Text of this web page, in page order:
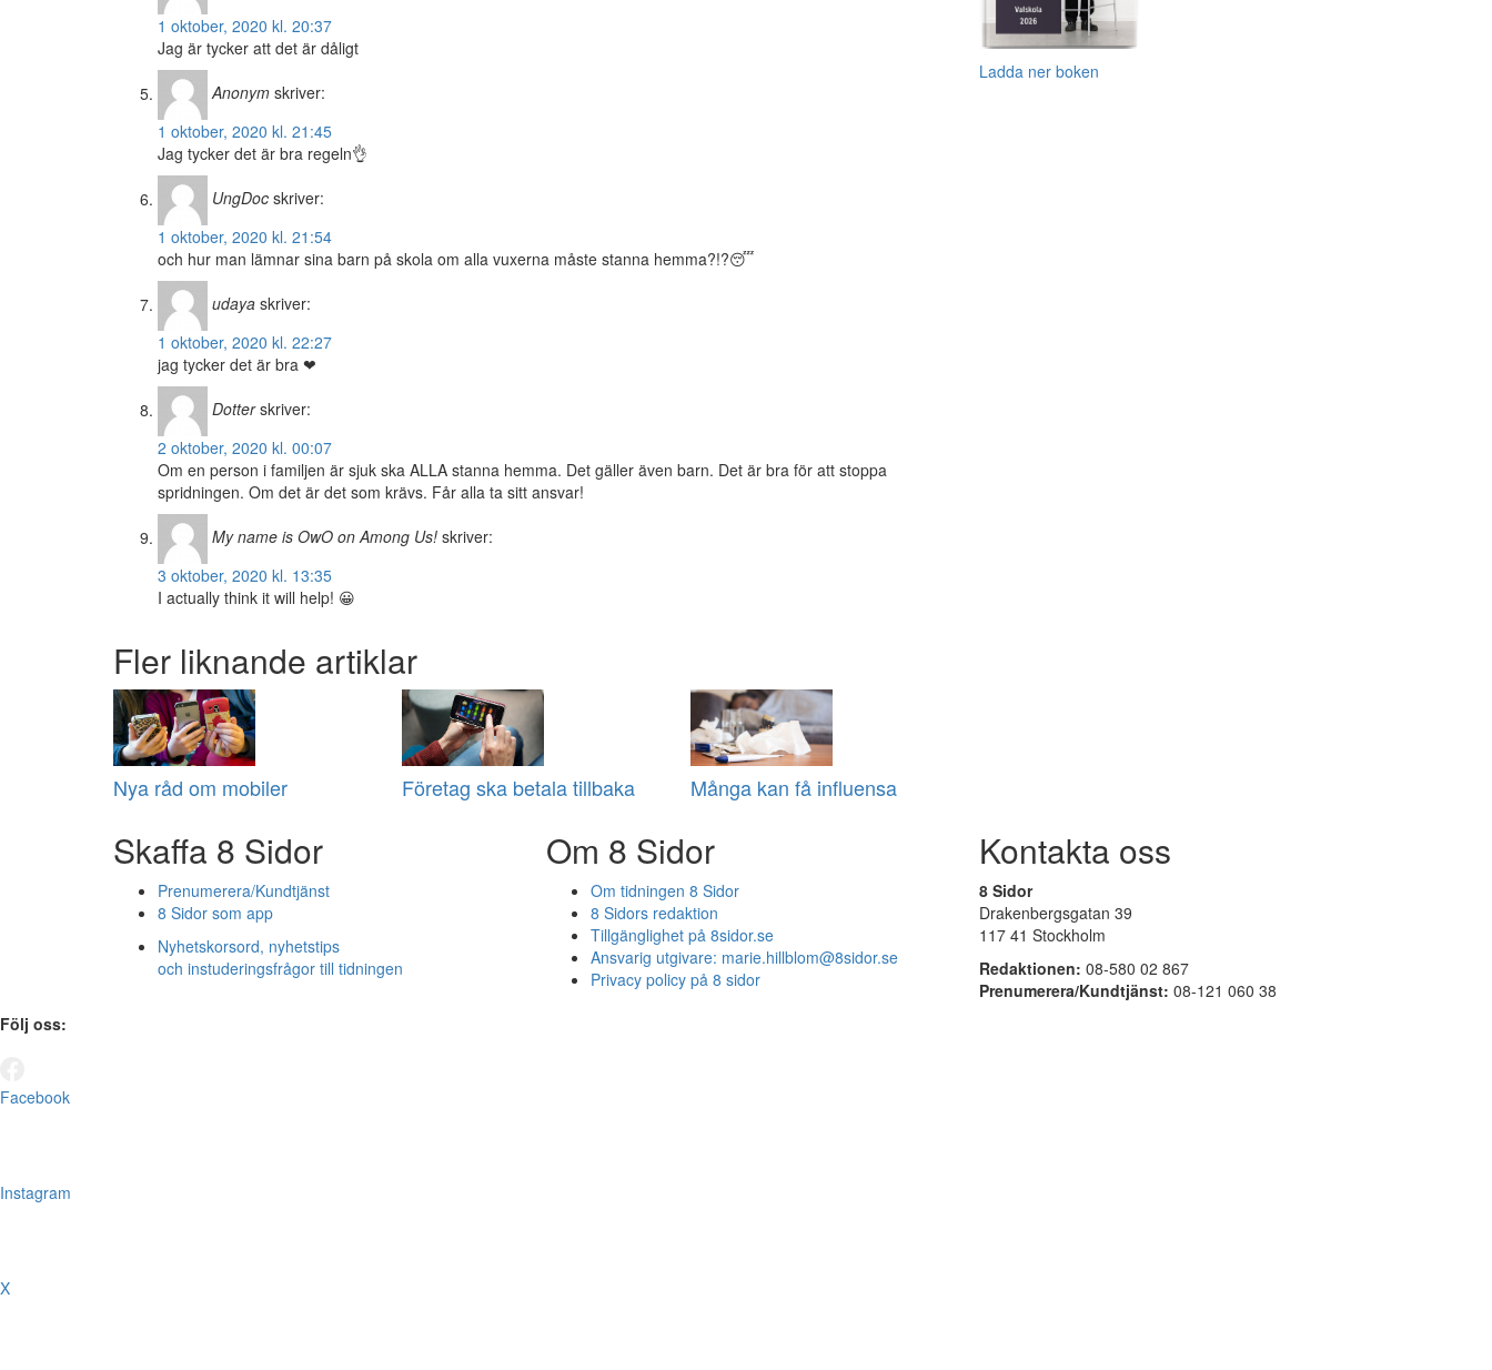
1 oktober, 2020 kl. 20:37
Jag är tycker att det är dåligt
Anonym skriver:
1 oktober, 2020 kl. 21:45
Jag tycker det är bra regeln👌
UngDoc skriver:
1 oktober, 2020 kl. 21:54
och hur man lämnar sina barn på skola om alla vuxerna måste stanna hemma?!?😴
udaya skriver:
1 oktober, 2020 kl. 22:27
jag tycker det är bra ❤
Dotter skriver:
2 oktober, 2020 kl. 00:07
Om en person i familjen är sjuk ska ALLA stanna hemma. Det gäller även barn. Det är bra för att stoppa
spridningen. Om det är det som krävs. Får alla ta sitt ansvar!
My name is OwO on Among Us! skriver:
3 oktober, 2020 kl. 13:35
I actually think it will help! 😀
Fler liknande artiklar
Nya råd om mobiler Företag ska betala tillbaka Många kan få influensa
Ladda ner boken
Skaffa 8 Sidor
Prenumerera/Kundtjänst
8 Sidor som app
Nyhetskorsord, nyhetstips
och instuderingsfrågor till tidningen
Om 8 Sidor
Om tidningen 8 Sidor
8 Sidors redaktion
Tillgänglighet på 8sidor.se
Ansvarig utgivare: marie.hillblom@8sidor.se
Privacy policy på 8 sidor
Kontakta oss
8 Sidor
Drakenbergsgatan 39
117 41 Stockholm
Redaktionen: 08-580 02 867
Prenumerera/Kundtjänst: 08-121 060 38
Följ oss:
Facebook
Instagram
X